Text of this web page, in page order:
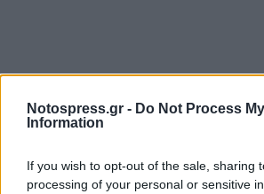
Notospress.gr - Do Not Process
Information
If you wish to opt-out of the sale, sharing
processing of your personal or sensitive